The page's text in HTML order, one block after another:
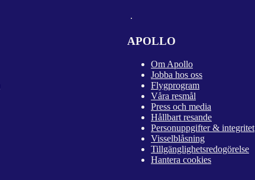
APOLLO
Om Apollo
Jobba hos oss
Flygprogram
Våra resmål
Press och media
Hållbart resande
Personuppgifter & integritet
Visselblåsning
Tillgänglighetsredogörelse
Hantera cookies